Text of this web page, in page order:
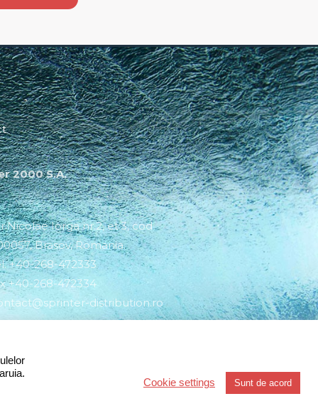
2000 S.A.
Iorga nr.2, et.3, cod
Brasov, Romania.
+40-268-472333
+40-268-472334
distribution.ro
Cookie settings
Sunt de acord